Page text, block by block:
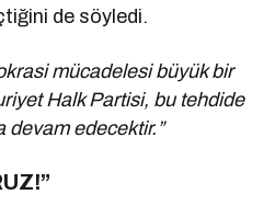
de söyledi.
mücadelesi büyük bir
Halk Partisi, bu tehdide
devam edecektir.”